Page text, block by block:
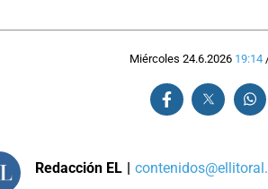
Miércoles 24.6.2026 19:14
Redacción EL |